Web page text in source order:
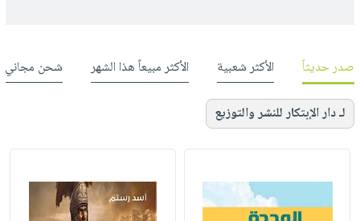
صدر حديثاً الأكثر شعبية الأكثر مبيعاً هذا الشهر شحن مجاني
لـ دار الإبتكار للنشر والتوزيع